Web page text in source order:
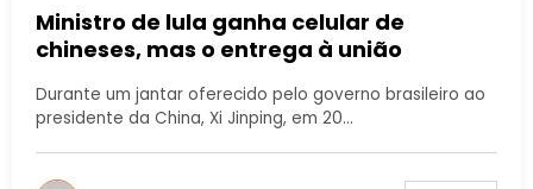
Ministro de lula ganha celular de
chineses, mas o entrega à união
Durante um jantar oferecido pelo governo brasileiro ao
presidente da China, Xi Jinping, em 20…